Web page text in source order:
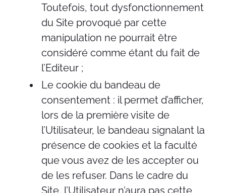
Toutefois, tout dysfonctionnement
du Site provoqué par cette
manipulation ne pourrait être
considéré comme étant du fait de
l’Editeur ;
Le cookie du bandeau de
consentement : il permet d’afficher,
lors de la première visite de
l’Utilisateur, le bandeau signalant la
présence de cookies et la faculté
que vous avez de les accepter ou
de les refuser. Dans le cadre du